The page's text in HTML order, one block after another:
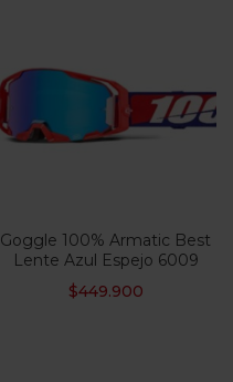
Goggle 100% Armatic Best
Lente Azul Espejo 6009
$449.900